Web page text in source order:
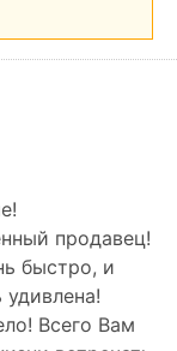
продавец!
быстро, и
Всего Вам